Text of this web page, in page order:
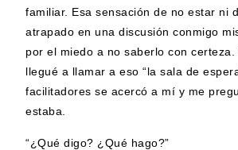
familiar. Esa sensación de no estar ni
atrapado en una discusión conmigo
por el miedo a no saberlo con certeza.
llegué a llamar a eso “la sala de
facilitadores se acercó a mí y me
estaba.
“¿Qué digo? ¿Qué hago?”